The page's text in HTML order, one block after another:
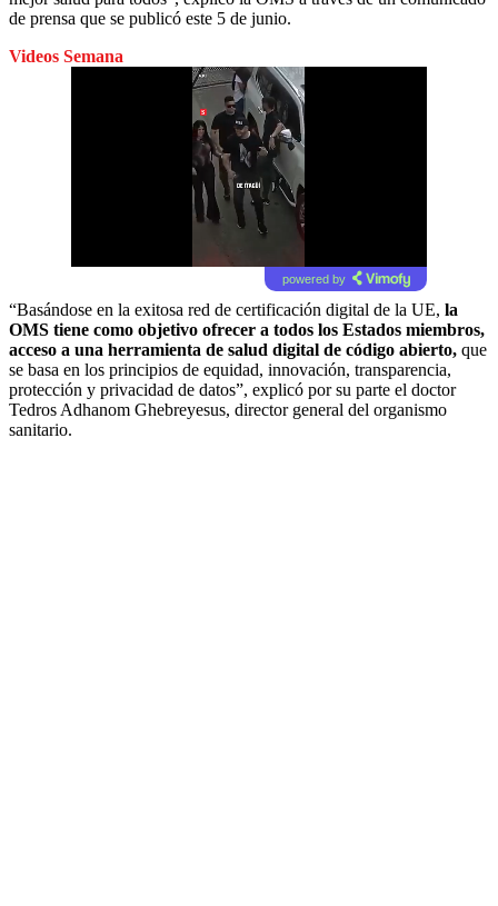
de prensa que se publicó este 5 de junio.
Videos Semana
powered by
“Basándose en la exitosa red de certificación digital de la UE, la
OMS tiene como objetivo ofrecer a todos los Estados miembros,
acceso a una herramienta de salud digital de código abierto, que
se basa en los principios de equidad, innovación, transparencia,
protección y privacidad de datos”, explicó por su parte el doctor
Tedros Adhanom Ghebreyesus, director general del organismo
sanitario.